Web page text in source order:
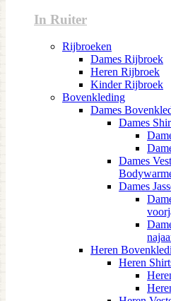
In Ruiter
Rijbroeken
Dames Rijbroek
Heren Rijbroek
Kinder Rijbroek
Bovenkleding
Dames
Dames
Dames
Dames
Heren
Heren